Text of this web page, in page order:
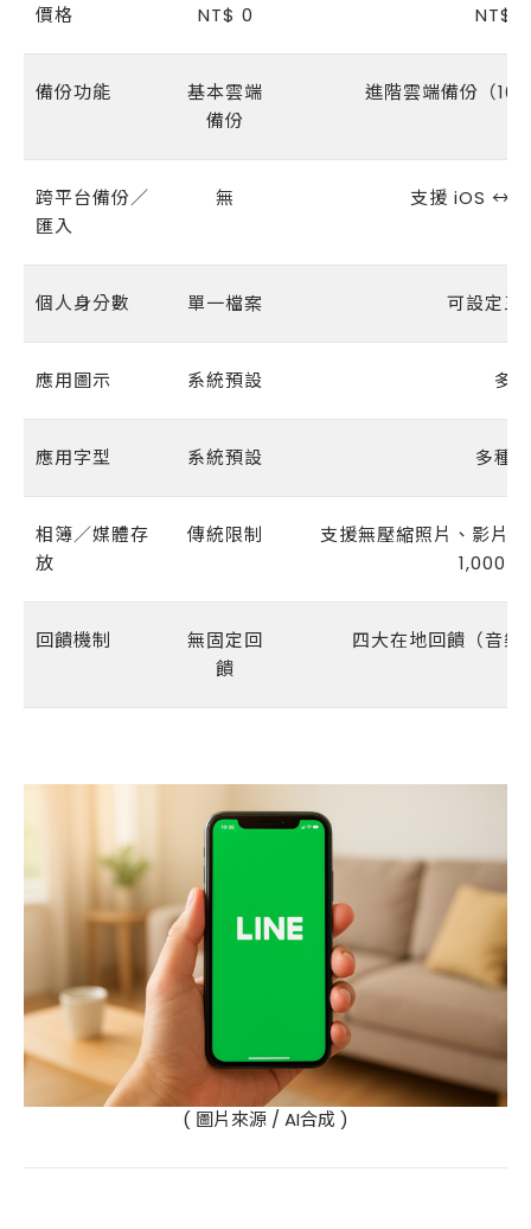
價格 NT$ 0 NT$
備份功能
基本雲端
備份
進階雲端備份（
跨平台備份／
匯入
無 支援 iOS ↔
個人身分數 單一檔案 可設定三
應用圖示 系統預設 多
應用字型 系統預設 多種
相簿／媒體存
放
傳統限制
支援無壓縮照片、影片
1,000
回饋機制
無固定回
饋
四大在地回饋（音
( 圖片來源 / AI合成 )